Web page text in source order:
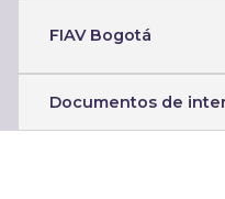
FIAV Bogotá
Documentos de